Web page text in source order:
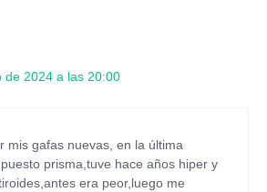
de 2024 a las 20:00
mis gafas nuevas, en la última
prisma,tuve hace años hiper y
era peor,luego me